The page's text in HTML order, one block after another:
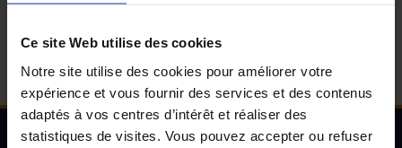
Ce site Web utilise des cookies
Notre site utilise des cookies pour améliorer votre
expérience et vous fournir des services et des contenus
adaptés à vos centres d’intérêt et réaliser des
statistiques de visites. Vous pouvez accepter ou refuser